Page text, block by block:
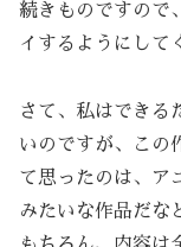
続きものですので
イするようにして
さて、私はできる
いのですが、この
て思ったのは、ア
みたいな作品だな